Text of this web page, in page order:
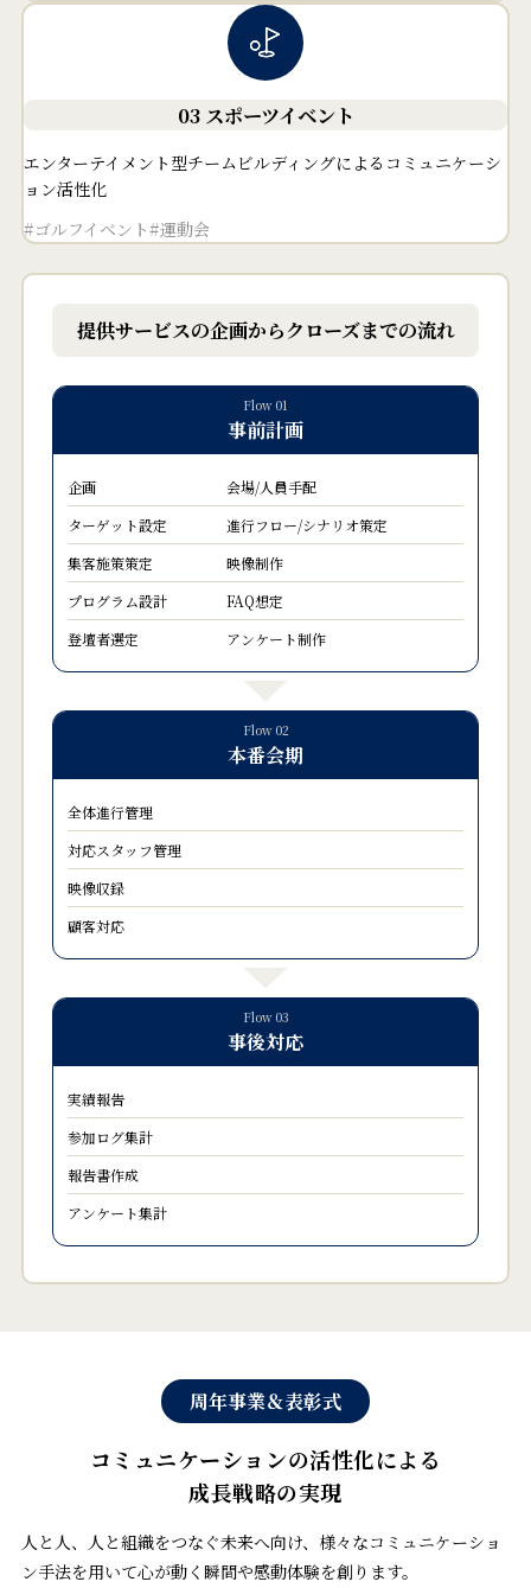
03 スポーツイベント
エンターテイメント型チームビルディングによるコミュニケーシ
ョン活性化
#ゴルフイベント#運動会
提供サービスの企画からクローズまでの流れ
Flow 01
事前計画
企画
ターゲット設定
集客施策策定
プログラム設計
登壇者選定
会場/人員手配
進行フロー/シナリオ策定
映像制作
FAQ想定
アンケート制作
Flow 02
本番会期
全体進行管理
対応スタッフ管理
映像収録
顧客対応
Flow 03
事後対応
実績報告
参加ログ集計
報告書作成
アンケート集計
周年事業＆表彰式
コミュニケーションの活性化による
成長戦略の実現
人と人、人と組織をつなぐ未来へ向け、様々なコミュニケーショ
ン手法を用いて心が動く瞬間や感動体験を創ります。